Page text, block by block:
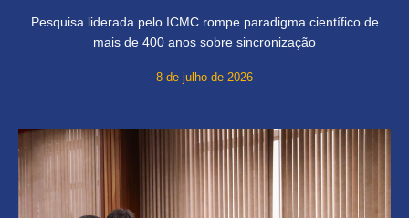
Pesquisa liderada pelo ICMC rompe paradigma científico de
mais de 400 anos sobre sincronização
8 de julho de 2026